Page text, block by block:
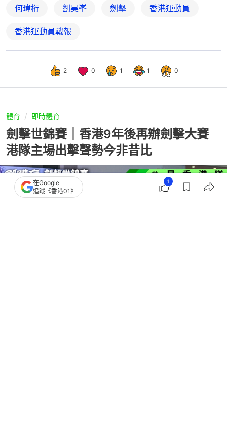
何瑋桁 劉昊峯 劍擊 香港運動員
香港運動員戰報
2 0 1 1 0
體育 即時體育
劍擊世錦賽｜香港9年後再辦劍擊大賽
港隊主場出擊聲勢今非昔比
在Google
追蹤《香港01》
1